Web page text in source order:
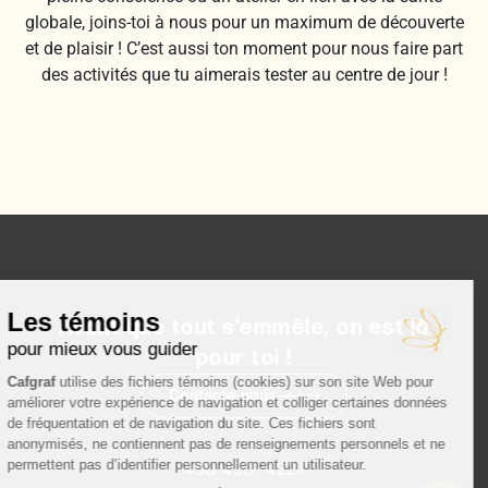
globale, joins-toi à nous pour un maximum de découverte
et de plaisir ! C’est aussi ton moment pour nous faire part
des activités que tu aimerais tester au centre de jour !
Avant que tout s'emmêle, on est là
Contacte-nous
450 490-4224